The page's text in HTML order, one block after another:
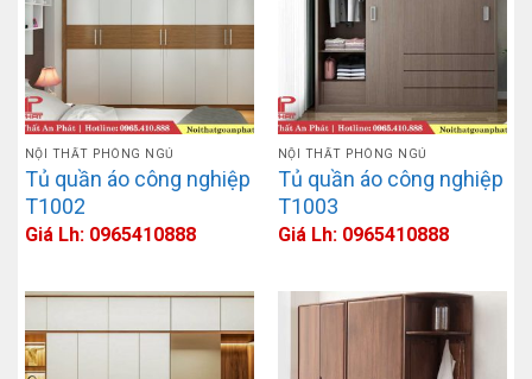
NỘI THẤT PHÒNG NGỦ
Tủ quần áo công nghiệp
T1002
Giá Lh: 0965410888
NỘI THẤT PHÒNG NGỦ
Tủ quần áo công nghiệp
T1003
Giá Lh: 0965410888